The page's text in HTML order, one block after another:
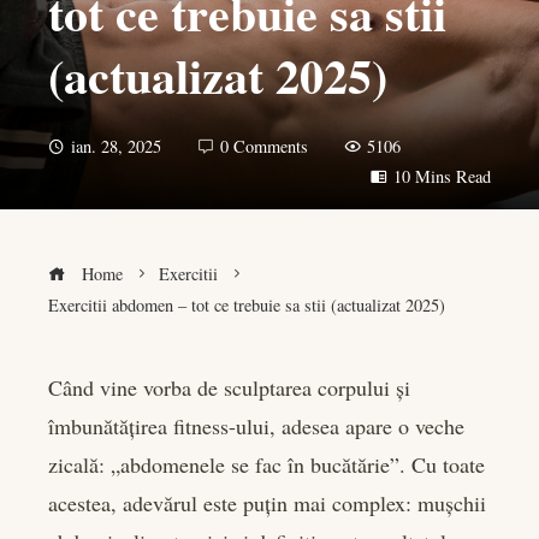
(actualizat 2025)
ian. 28, 2025 0 Comments
5106
10 Mins Read
Home
Exercitii
Exercitii abdomen – tot ce trebuie sa stii (actualizat 2025)
Când vine vorba de sculptarea corpului și
îmbunătățirea fitness-ului, adesea apare o veche
zicală: „abdomenele se fac în bucătărie”. Cu toate
acestea, adevărul este puțin mai complex: mușchii